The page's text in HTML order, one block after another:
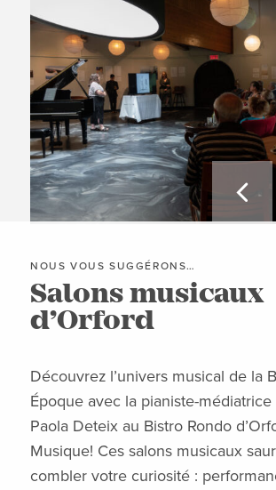

NOUS VOUS SUGGÉRONS…
Salons musicaux
d’Orford
Découvrez l’univers musical de la
Époque avec la pianiste-médiatrice
Paola Deteix au Bistro Rondo
Musique! Ces salons musicaux
combler votre curiosité :